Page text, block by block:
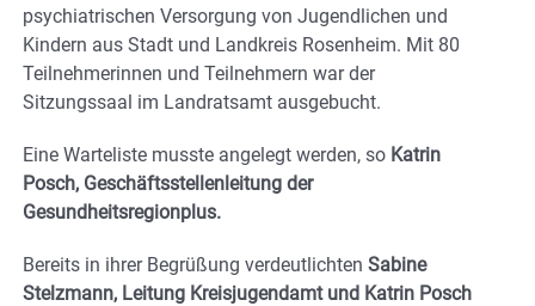
psychiatrischen Versorgung von Jugendlichen und
Kindern aus Stadt und Landkreis Rosenheim. Mit 80
Teilnehmerinnen und Teilnehmern war der
Sitzungssaal im Landratsamt ausgebucht.
Eine Warteliste musste angelegt werden, so Katrin
Posch, Geschäftsstellenleitung der
Gesundheitsregionplus.
Bereits in ihrer Begrüßung verdeutlichten Sabine
Stelzmann, Leitung Kreisjugendamt und Katrin Posch